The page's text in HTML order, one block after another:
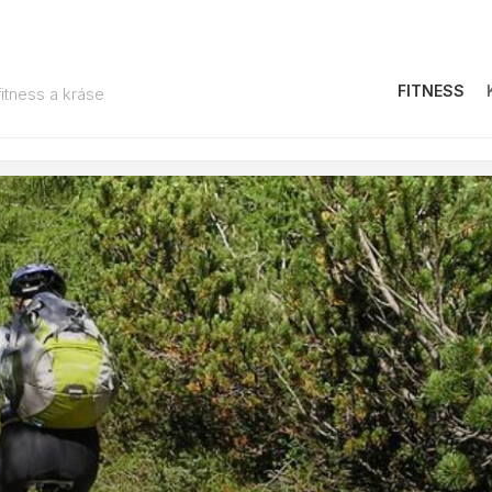
a kráse FITNESS